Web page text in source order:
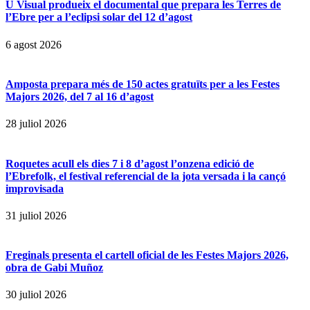
U Visual produeix el documental que prepara les Terres de
l’Ebre per a l’eclipsi solar del 12 d’agost
6 agost 2026
Amposta prepara més de 150 actes gratuïts per a les Festes
Majors 2026, del 7 al 16 d’agost
28 juliol 2026
Roquetes acull els dies 7 i 8 d’agost l’onzena edició de
l’Ebrefolk, el festival referencial de la jota versada i la cançó
improvisada
31 juliol 2026
Freginals presenta el cartell oficial de les Festes Majors 2026,
obra de Gabi Muñoz
30 juliol 2026